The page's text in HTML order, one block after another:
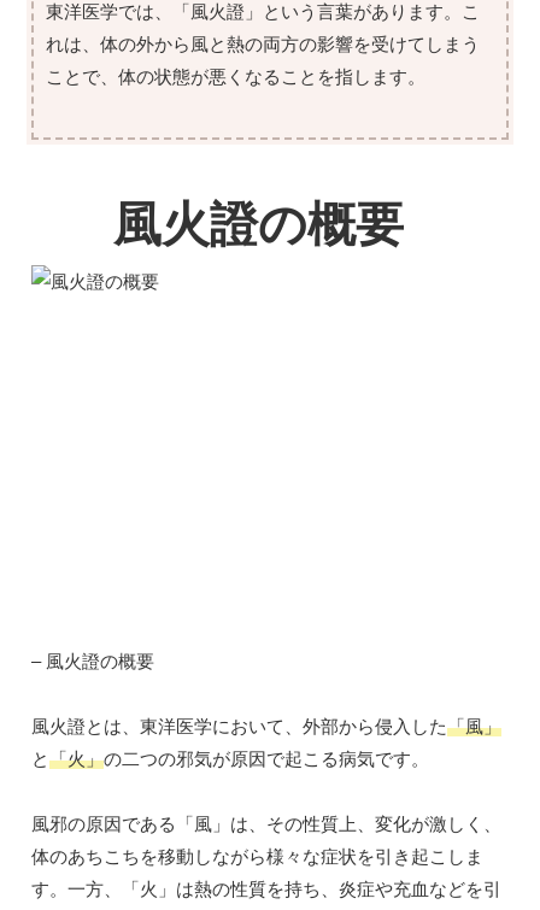
東洋医学では、「風火證」という言葉があります。こ
れは、体の外から風と熱の両方の影響を受けてしまう
ことで、体の状態が悪くなることを指します。
風火證の概要
– 風火證の概要
風火證とは、東洋医学において、外部から侵入した「風」
と「火」の二つの邪気が原因で起こる病気です。
風邪の原因である「風」は、その性質上、変化が激しく、
体のあちこちを移動しながら様々な症状を引き起こしま
す。一方、「火」は熱の性質を持ち、炎症や充血などを引